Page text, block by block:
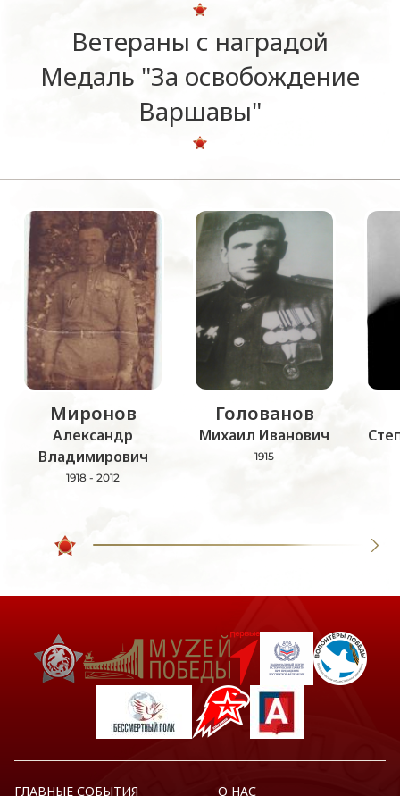
Ветераны с наградой
Медаль "За освобождение
Варшавы"
Миронов
Александр
Владимирович
1918 - 2012
Голованов
Михаил Иванович
1915
ГЛАВНЫЕ СОБЫТИЯ О НАС